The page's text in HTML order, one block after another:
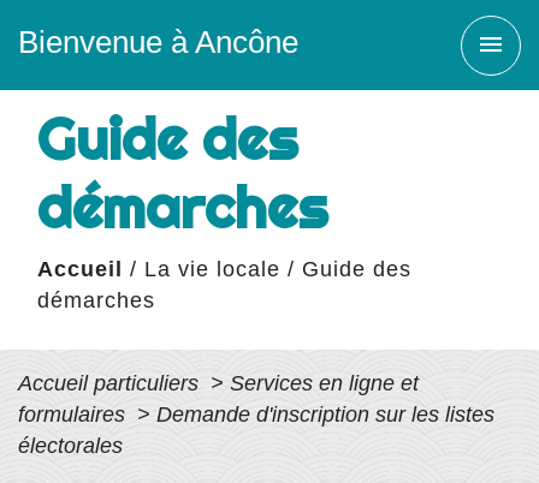
Bienvenue à Ancône menu
Guide des
démarches
Accueil / La vie locale / Guide des
démarches
Accueil particuliers > Services en ligne et
formulaires > Demande d'inscription sur les listes
électorales